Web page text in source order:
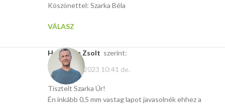
Köszönettel: Szarka Béla
VÁLASZ
Hoffmann Zsolt szerint:
február 23, 2023 10:41 de.
Tisztelt Szarka Úr!
Én inkább 0,5 mm vastag lapot javasolnék ehhez a